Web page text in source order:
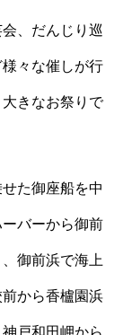
、だんじり巡
々な催しが行
きなお祭りで
た御座船を中
バーから御前
御前浜で海上
前から香櫨園浜
戸和田岬から